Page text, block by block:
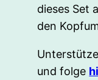
dieses Set
den
und folge